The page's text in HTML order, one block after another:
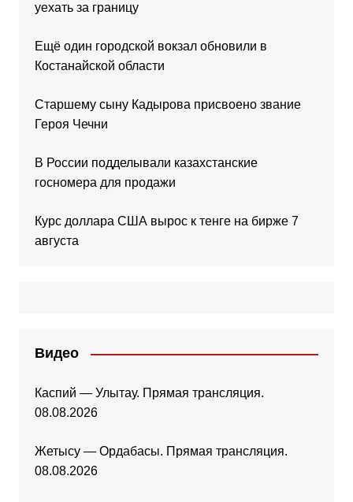
уехать за границу
Ещё один городской вокзал обновили в
Костанайской области
Старшему сыну Кадырова присвоено звание
Героя Чечни
В России подделывали казахстанские
госномера для продажи
Курс доллара США вырос к тенге на бирже 7
августа
Видео
Каспий — Улытау. Прямая трансляция.
08.08.2026
Жетысу — Ордабасы. Прямая трансляция.
08.08.2026